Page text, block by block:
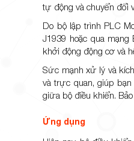
tự động và chuyển đổi
Do bộ lập trình PLC
J1939 hoặc qua
khởi động động cơ và
Sức mạnh xử lý và
và trực quan, giúp
giữa bộ điều khiển.
Ứng dụng